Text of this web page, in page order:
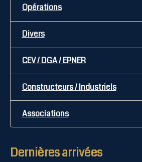
Opérations
Divers
CEV / DGA / EPNER
Constructeurs / Industriels
Associations
Dernières arrivées